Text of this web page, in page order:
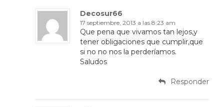
Decosur66
17 septiembre, 2013 a las 8:23 am
Que pena que vivamos tan lejos,y
tener obligaciones que cumplir,que
si no no nos la perderíamos.
Saludos
Responder